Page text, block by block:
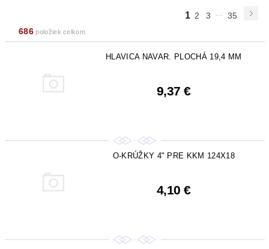
1 2 3 ...
35
686položiek celkom
HLAVICA NAVAR. PLOCHÁ 19,4 MM
9,37 €
O-KRÚŽKY 4" PRE KKM 124X18
4,10 €